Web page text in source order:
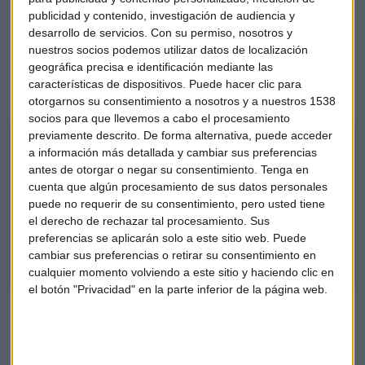
publicidad y contenido, investigación de audiencia y
desarrollo de servicios. Con su permiso, nosotros y
nuestros socios podemos utilizar datos de localización
geográfica precisa e identificación mediante las
características de dispositivos. Puede hacer clic para
otorgarnos su consentimiento a nosotros y a nuestros 1538
socios para que llevemos a cabo el procesamiento
previamente descrito. De forma alternativa, puede acceder
a información más detallada y cambiar sus preferencias
antes de otorgar o negar su consentimiento. Tenga en
cuenta que algún procesamiento de sus datos personales
puede no requerir de su consentimiento, pero usted tiene
el derecho de rechazar tal procesamiento. Sus
preferencias se aplicarán solo a este sitio web. Puede
cambiar sus preferencias o retirar su consentimiento en
cualquier momento volviendo a este sitio y haciendo clic en
el botón "Privacidad" en la parte inferior de la página web.
euros del ejercicio previo.
Es un valor "horroroso" para Roberto Moro en estos
momentos.
Siemens Gemesa, un "horror" con sus resultados
Analizamos el comportamiento de los mercados y sus valores
protagonistas en el Consultorio Capital de Mercado Abierto con Jorge
del Canto, responsable de formación de Merisa Patrimonios, y Roberto
Moro, analista experto en análisis técnico.